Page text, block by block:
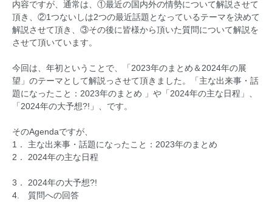
内容ですが、通常は、①最近の国内外の情勢について解説させて
頂き、②1つないしは2つの最近話題となっているテーマを決めて
解説させて頂き、③その後に皆様から頂いた質問について解説を
させて頂いています。
今回は、年初ということで、「2023年のまとめ＆2024年の展
望」のテーマとして解説っさせて頂きました。「主な出来事・話
題になったこと：2023年のまとめ 」や「2024年の主な日程」、
「2024年の大予想?!」、です。
そのAgendaですが、
1． 主な出来事・話題になったこと：2023年のまとめ
2． 2024年の主な日程
3． 2024年の大予想?!
4. 質問への回答